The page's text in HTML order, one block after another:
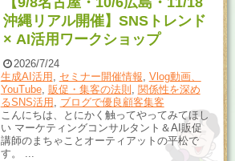
沖縄リアル開催】SNSトレンド
× AI活用ワークショップ
2026/7/24
生成AI活用 , セミナー開催情報, Vlog動画、
YouTube, 販促・集客の法則 , 関係性を深め
るSNS活用 , ブログで優良顧客集客
こんにちは、とにかく触ってやってみてほし
い マーケティングコンサルタント＆AI販促
講師のまちゃことオーティアットの平松で
す。 ...